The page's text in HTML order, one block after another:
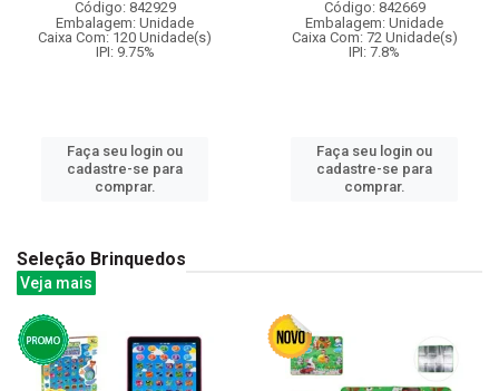
Código: 842929
Embalagem: Unidade
Caixa Com: 120 Unidade(s)
IPI: 9.75%
Faça seu login ou
cadastre-se para
comprar.
Código: 842669
Embalagem: Unidade
Caixa Com: 72 Unidade(s)
IPI: 7.8%
Faça seu login ou
cadastre-se para
comprar.
Seleção Brinquedos
Veja mais